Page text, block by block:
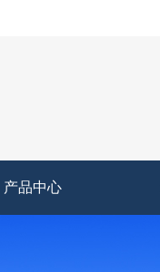
产品中心